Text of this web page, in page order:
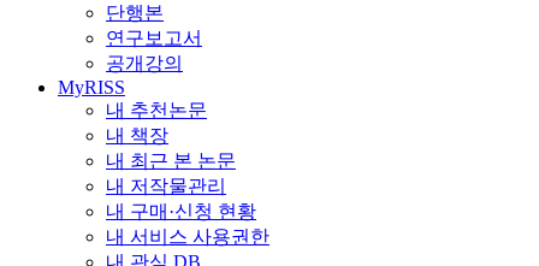
단행본
연구보고서
공개강의
MyRISS
내 추천논문
내 책장
내 최근 본 논문
내 저작물관리
내 구매·신청 현황
내 서비스 사용권한